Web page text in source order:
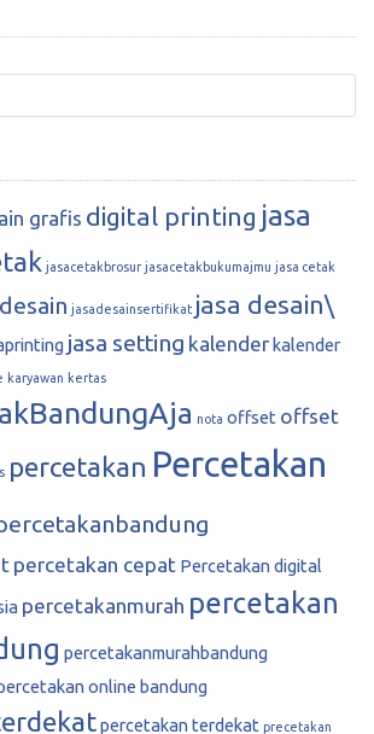
grafis digital printing jasa
jasacetakbrosur jasacetakbukumajmu jasa cetak
jasadesainsertifikat jasa desain\
jasa setting kalender kalender
karyawan kertas
nota offset offset
percetakan Percetakan
percetakan cepat Percetakan digital
percetakanmurah percetakan
percetakanmurahbandung
online bandung
percetakan terdekat precetakan